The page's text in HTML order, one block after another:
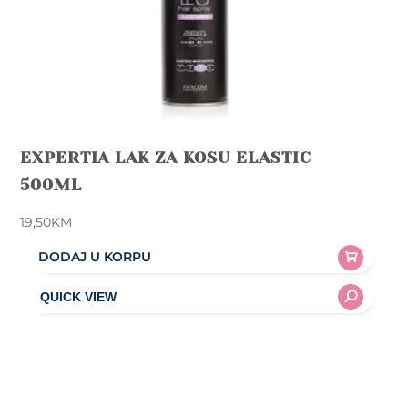
EXPERTIA LAK ZA KOSU ELASTIC
500ML
19,50KM
DODAJ U KORPU